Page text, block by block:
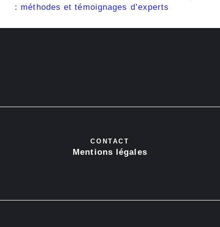
: méthodes et témoignages d’experts
CONTACT
Mentions légales